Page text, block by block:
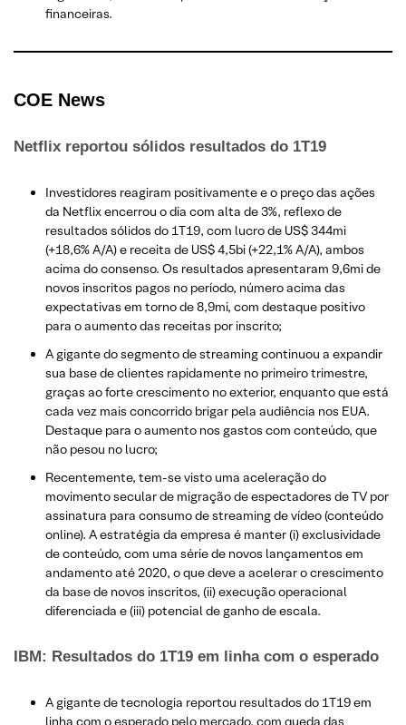
financeiras.
COE News
Netflix reportou sólidos resultados do 1T19
Investidores reagiram positivamente e o preço das ações
da Netflix encerrou o dia com alta de 3%, reflexo de
resultados sólidos do 1T19, com lucro de US$ 344mi
(+18,6% A/A) e receita de US$ 4,5bi (+22,1% A/A), ambos
acima do consenso. Os resultados apresentaram 9,6mi de
novos inscritos pagos no período, número acima das
expectativas em torno de 8,9mi, com destaque positivo
para o aumento das receitas por inscrito;
A gigante do segmento de streaming continuou a expandir
sua base de clientes rapidamente no primeiro trimestre,
graças ao forte crescimento no exterior, enquanto que está
cada vez mais concorrido brigar pela audiência nos EUA.
Destaque para o aumento nos gastos com conteúdo, que
não pesou no lucro;
Recentemente, tem-se visto uma aceleração do
movimento secular de migração de espectadores de TV por
assinatura para consumo de streaming de vídeo (conteúdo
online). A estratégia da empresa é manter (i) exclusividade
de conteúdo, com uma série de novos lançamentos em
andamento até 2020, o que deve a acelerar o crescimento
da base de novos inscritos, (ii) execução operacional
diferenciada e (iii) potencial de ganho de escala.
IBM: Resultados do 1T19 em linha com o esperado
A gigante de tecnologia reportou resultados do 1T19 em
linha com o esperado pelo mercado, com queda das